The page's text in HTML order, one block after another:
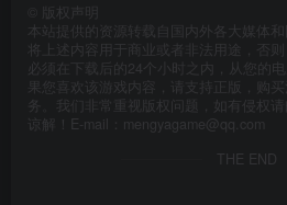
版权声明
本站提供的资源转载自国内外各大媒体
将上述内容用于商业或者非法用途，否
必须在下载后的24个小时之内，从您的
果您喜欢该游戏内容，请支持正版，购
务。我们非常重视版权问题，如有侵权
谅解！E-mail：mengyagame@qq.com
THE END